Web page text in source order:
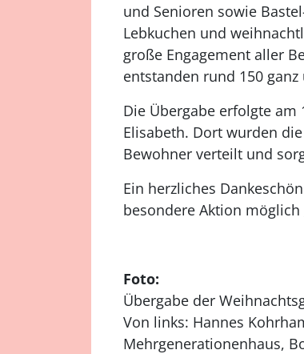
und Senioren sowie
Lebkuchen und
große Engagement aller
entstanden rund 150
Die Übergabe erfolgte am
Elisabeth. Dort wurden
Bewohner verteilt und
Ein herzliches
besondere Aktion
Foto:
Übergabe der
Von links: Hannes
Mehrgenerationenhaus,